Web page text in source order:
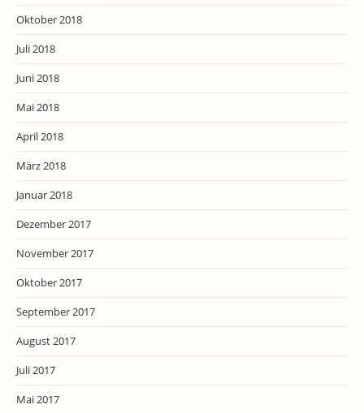
Oktober 2018
Juli 2018
Juni 2018
Mai 2018
April 2018
März 2018
Januar 2018
Dezember 2017
November 2017
Oktober 2017
September 2017
August 2017
Juli 2017
Mai 2017